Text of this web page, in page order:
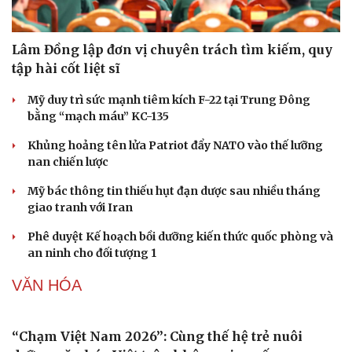
Sức khỏe
Dinh dưỡng - món ngon
Cây thuốc
Nam khoa
Làm đẹp - giảm cân
Đời sống
Lâm Đồng lập đơn vị chuyên trách tìm kiếm, quy
tập hài cốt liệt sĩ
Mỹ duy trì sức mạnh tiêm kích F-22 tại Trung Đông
bằng “mạch máu” KC-135
Khủng hoảng tên lửa Patriot đẩy NATO vào thế lưỡng
nan chiến lược
Mỹ bác thông tin thiếu hụt đạn dược sau nhiều tháng
giao tranh với Iran
Phê duyệt Kế hoạch bồi dưỡng kiến thức quốc phòng và
an ninh cho đối tượng 1
VĂN HÓA